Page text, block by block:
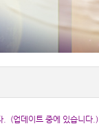
. (업데이트 중에 있습니다.)